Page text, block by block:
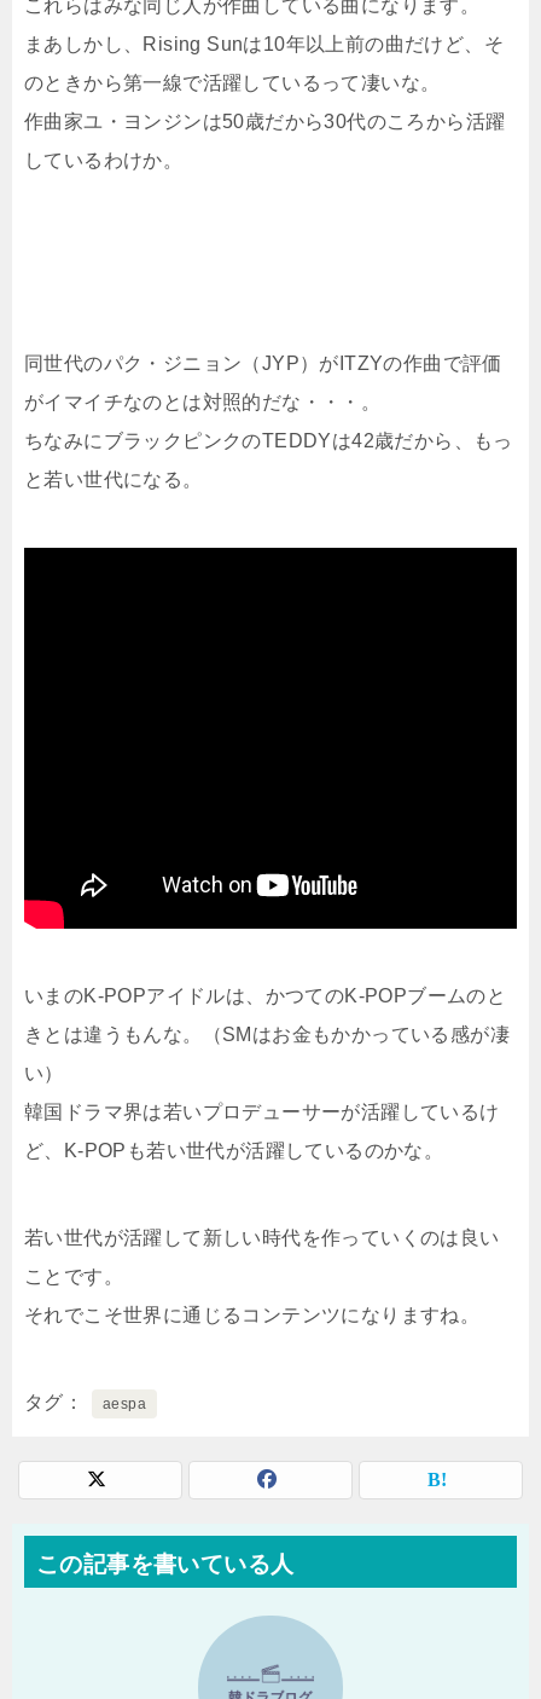
これらはみな同じ人が作曲している曲になります。
まあしかし、Rising Sunは10年以上前の曲だけど、そ
のときから第一線で活躍しているって凄いな。
作曲家ユ・ヨンジンは50歳だから30代のころから活躍
しているわけか。
同世代のパク・ジニョン（JYP）がITZYの作曲で評価
がイマイチなのとは対照的だな・・・。
ちなみにブラックピンクのTEDDYは42歳だから、もっ
と若い世代になる。
いまのK-POPアイドルは、かつてのK-POPブームのと
きとは違うもんな。（SMはお金もかかっている感が凄
い）
韓国ドラマ界は若いプロデューサーが活躍しているけ
ど、K-POPも若い世代が活躍しているのかな。
若い世代が活躍して新しい時代を作っていくのは良い
ことです。
それでこそ世界に通じるコンテンツになりますね。
タグ aespa
この記事を書いている人